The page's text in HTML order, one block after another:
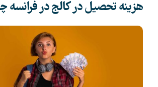
هزینه تحصیل در کالج در